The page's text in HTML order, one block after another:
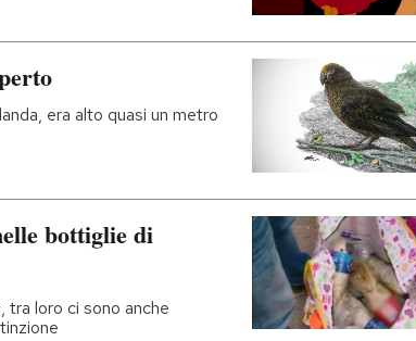
era alto quasi un metro
bottiglie di
tra loro ci sono anche